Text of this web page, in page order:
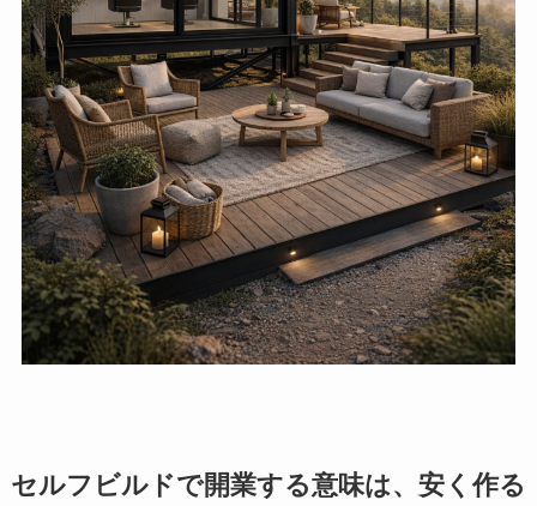
セルフビルドで開業する意味は、安く作る